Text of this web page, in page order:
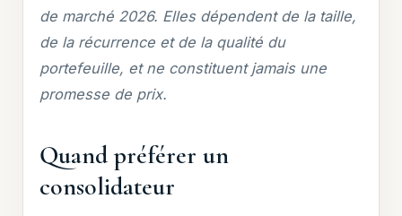
de marché 2026. Elles dépendent de la taille,
de la récurrence et de la qualité du
portefeuille, et ne constituent jamais une
promesse de prix.
Quand préférer un
consolidateur